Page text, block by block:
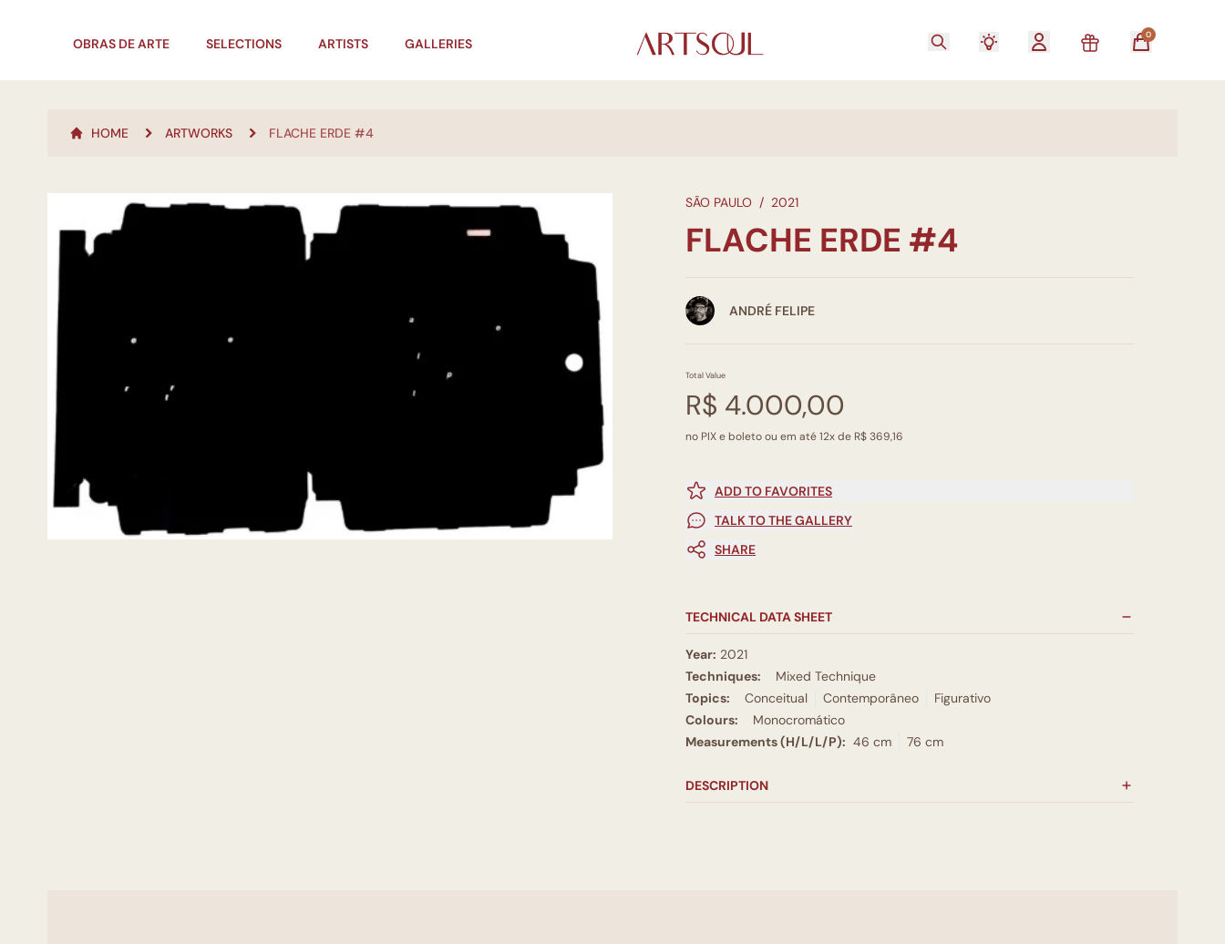
OBRAS DE ARTE SELECTIONS ARTISTS GALLERIES
0
HOME ARTWORKS FLACHE ERDE #4
SÃO PAULO / 2021
FLACHE ERDE #4
ANDRÉ FELIPE
Total Value
R$ 4.000,00
no PIX e boleto ou em até 12x de R$ 369,16
ADD TO FAVORITES
TALK TO THE GALLERY
SHARE
TECHNICAL DATA SHEET
Year: 2021
Techniques:
Mixed Technique
Topics:
Conceitual Contemporâneo
Figurativo
Colours:
Monocromático
Measurements (H/L/L/P): 46 cm 76 cm
DESCRIPTION